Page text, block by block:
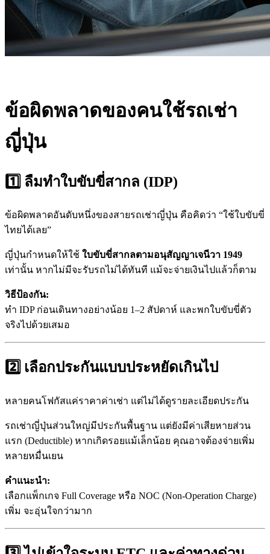
ข้อผิดพลาดของคนใช้รถเช่า
ญี่ปุ่น
1️⃣ ลืมทำใบขับขี่สากล (IDP)
ข้อผิดพลาดอันดับหนึ่งของสายรถเช่าญี่ปุ่น คือคิดว่า “ใช้ใบขับขี่
ไทยได้เลย”
ญี่ปุ่นกำหนดให้ใช้ ใบขับขี่สากลตามอนุสัญญาเจนีวา 1949
เท่านั้น หากไม่มีจะรับรถไม่ได้ทันที แม้จะจ่ายเงินไปแล้วก็ตาม
วิธีป้องกัน:
ทำ IDP ก่อนเดินทางอย่างน้อย 1–2 สัปดาห์ และพกใบขับขี่ตัว
จริงไปด้วยเสมอ
2️⃣ เลือกประกันแบบประหยัดเกินไป
หลายคนโฟกัสแค่ราคาค่าเช่า แต่ไม่ได้ดูรายละเอียดประกัน
รถเช่าญี่ปุ่นส่วนใหญ่มีประกันพื้นฐาน แต่ยังมีค่าเสียหายส่วน
แรก (Deductible) หากเกิดรอยแม้เล็กน้อย คุณอาจต้องจ่ายเพิ่ม
หลายหมื่นเยน
คำแนะนำ:
เลือกแพ็กเกจ Full Coverage หรือ NOC (Non-Operation Charge)
เพิ่ม จะอุ่นใจกว่ามาก